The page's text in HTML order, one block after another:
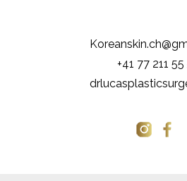
+41 77 211